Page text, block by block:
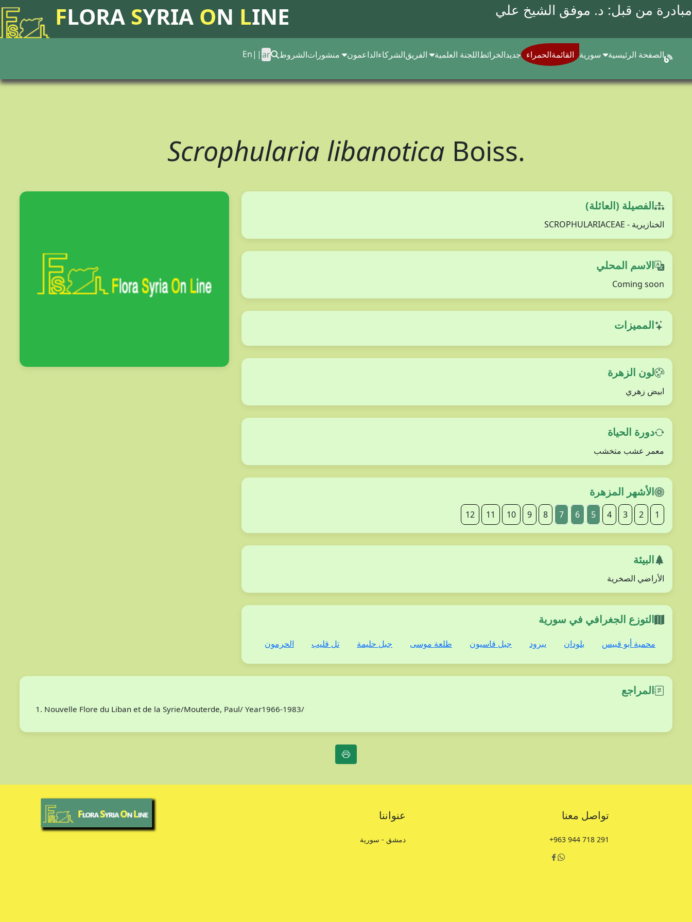
FLORA SYRIA ON LINE مبادرة من قبل: د. موفق الشيخ علي
الصفحة الرئيسية القائمةالحمراء جديدالخرائطاللجنة العلمية الشركاءالداعمون الشروط En|| ar
Scrophularia libanotica Boiss.
الفصيلة (العائلة)
الخنازيرية - SCROPHULARIACEAE
الاسم المحلي
Coming soon
المميزات
لون الزهرة
ابيض زهري
دورة الحياة
معمر عشب متخشب
الأشهر المزهرة
1
2
3
4
5
6
7
8
9
10
11
12
البيئة
الأراضي الصخرية
التوزع الجغرافي في سورية
محمية أبو قبيس بلودان يبرود جبل قاسيون طلعة موسى جبل حليمة تل قليب الحرمون
المراجع
Nouvelle Flore du Liban et de la Syrie/Mouterde, Paul/ Year1966-1983/
عنواننا
دمشق - سورية
تواصل معنا
+963 944 718 291